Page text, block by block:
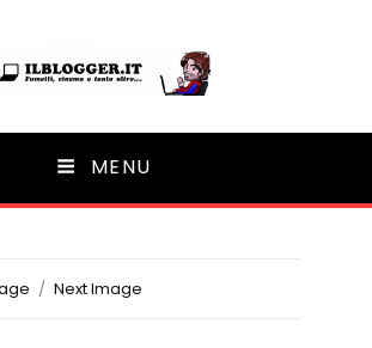
di blog | MENU
Next Image